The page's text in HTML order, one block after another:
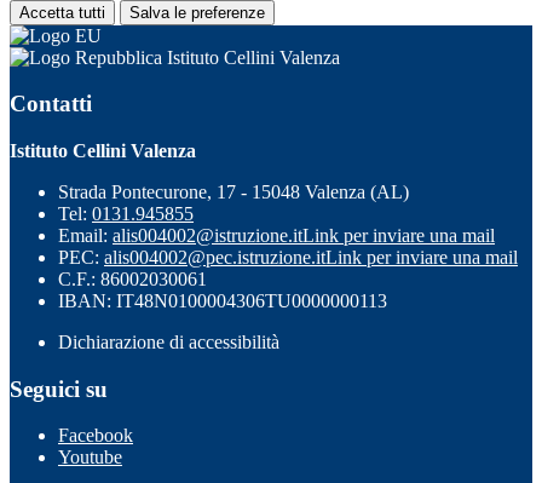
Accetta tutti Salva le preferenze
Istituto Cellini Valenza
Contatti
Istituto Cellini Valenza
Strada Pontecurone, 17 - 15048 Valenza (AL)
Tel: 0131.945855
Email: alis004002@istruzione.itLink per inviare una mail
PEC: alis004002@pec.istruzione.itLink per inviare una mail
C.F.: 86002030061
IBAN: IT48N0100004306TU0000000113
Dichiarazione di accessibilità
Seguici su
Facebook
Youtube